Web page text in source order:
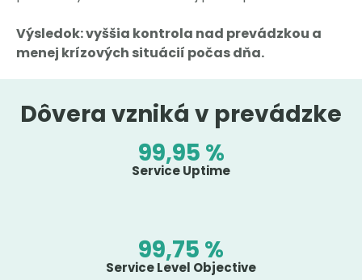
Výsledok: vyššia kontrola nad prevádzkou a
menej krízových situácií počas dňa.
99,95 %
Service Uptime
99,75 %
Service Level Objective
Dôvera vzniká v prevádzke